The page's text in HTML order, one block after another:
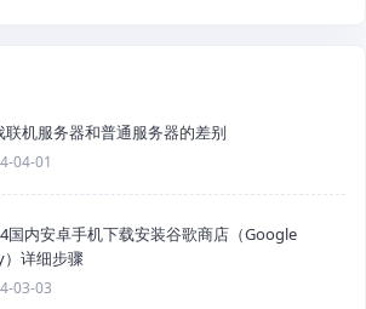
联机服务器和普通服务器的差别
04-01
国内安卓手机下载安装谷歌商店（Google
）详细步骤
03-03